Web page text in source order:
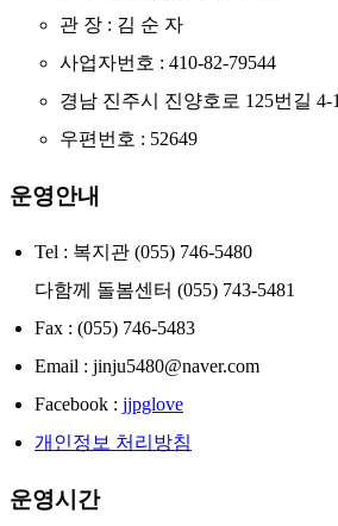
관 장 : 김 순 자
사업자번호 : 410-82-79544
경남 진주시 진양호로 125번길 4-1
우편번호 : 52649
운영안내
Tel : 복지관 (055) 746-5480
다함께 돌봄센터 (055) 743-5481
Fax : (055) 746-5483
Email : jinju5480@naver.com
Facebook : jjpglove
개인정보 처리방침
운영시간